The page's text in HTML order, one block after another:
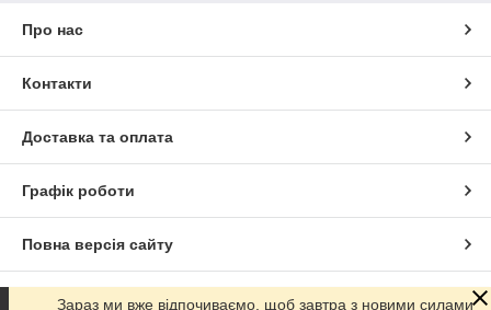
Про нас
Контакти
Доставка та оплата
Графік роботи
Повна версія сайту
Сайт створено на маркетплейсі Prom.ua
Зараз ми вже відпочиваємо, щоб завтра з новими силами